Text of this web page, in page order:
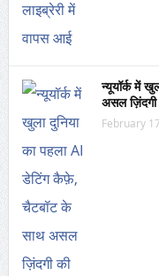
न्यूयॉर्क में
असल ज़िंदगी
February